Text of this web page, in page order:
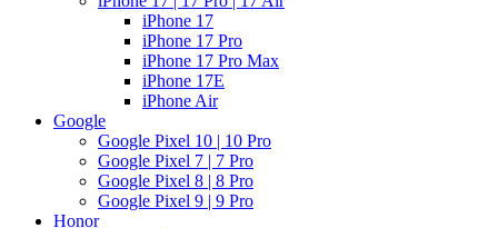
iPhone 17
iPhone 17 Pro
iPhone 17 Pro Max
iPhone 17E
iPhone Air
Google
Google Pixel 10 | 10 Pro
Google Pixel 7 | 7 Pro
Google Pixel 8 | 8 Pro
Google Pixel 9 | 9 Pro
Honor